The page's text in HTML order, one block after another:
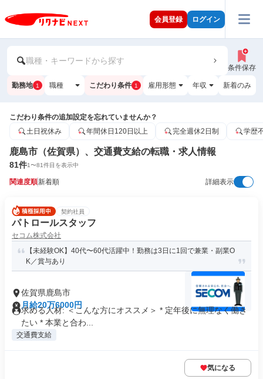
会員登録 ログイン
職種・キーワードから探す
条件保存
勤務地 1 職種 こだわり条件 1 雇用形態 年収 新着のみ
こだわり条件の追加設定を忘れていませんか？
土日祝休み
年間休日120日以上 完全週休2日制 学歴
鹿島市（佐賀県）、交通費支給の転職・求人情報
81件1〜81件目を表示中
関連度順新着順 詳細表示
契約社員
パトロールスタッフ
セコム株式会社
【未経験OK】40代〜60代活躍中！勤務は3日に1回で兼業・副業O
K／賞与あり
佐賀県鹿島市
月給20万6000円
求める人材: ＜こんな方にオススメ＞ * 定年後に無理なく働き
たい * 本業と合わ...
交通費支給
気になる